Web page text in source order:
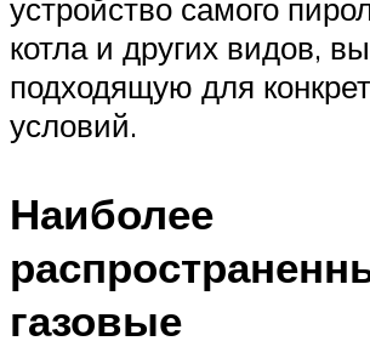
устройство самого
котла и других видов,
подходящую для
условий.
Наиболее
газовые